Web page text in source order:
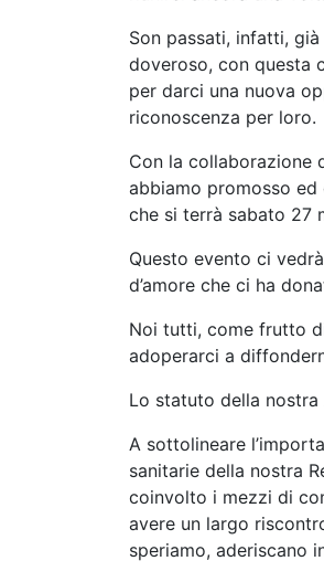
Son passati, infatti,
doveroso, con questa
per darci una nuova
riconoscenza per loro.
Con la collaborazione
abbiamo promosso
che si terrà sabato 27
Questo evento ci
d’amore che ci ha
Noi tutti, come frutto
adoperarci a
Lo statuto della
A sottolineare
sanitarie della nostra
coinvolto i mezzi di
avere un largo
speriamo, aderiscano